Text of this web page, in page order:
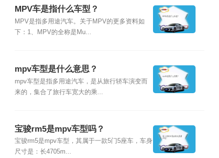
MPV车是指什么车型？
MPV是指多用途汽车。关于MPV的更多资料如
下：1、MPV的全称是Mu...
mpv车型是什么意思？
mpv车型是指多用途汽车，是从旅行轿车演变而
来的，集合了旅行车宽大的乘...
宝骏rm5是mpv车型吗？
宝骏rm5是mpv车型，其属于一款5门5座车，车身
尺寸是：长4705m...